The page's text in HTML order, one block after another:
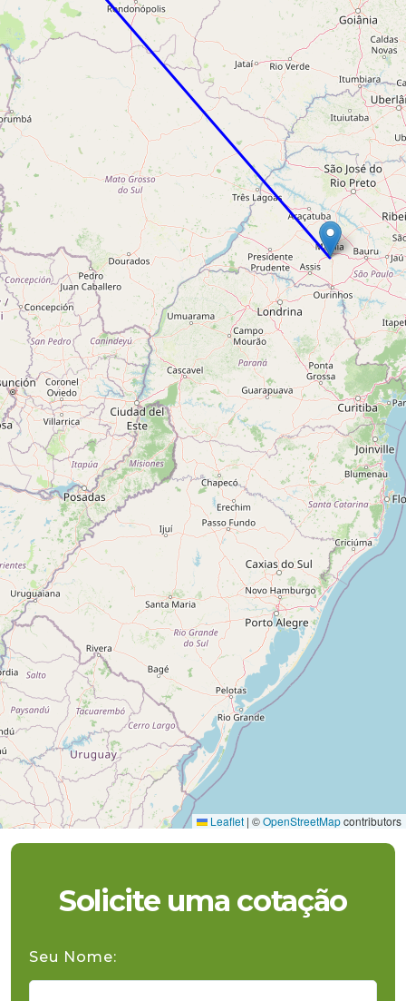
Leaflet | ©OpenStreetMapcontributors
Solicite uma cotação
Seu Nome: